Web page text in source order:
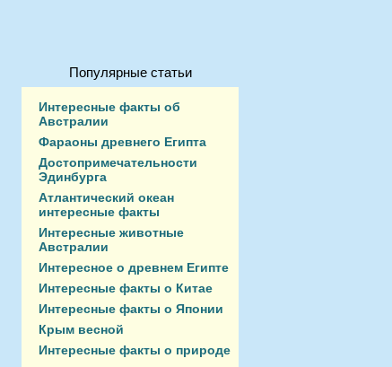
Популярные статьи
Интересные факты об
Австралии
Фараоны древнего Египта
Достопримечательности
Эдинбурга
Атлантический океан
интересные факты
Интересные животные
Австралии
Интересное о древнем Египте
Интересные факты о Китае
Интересные факты о Японии
Крым весной
Интересные факты о природе